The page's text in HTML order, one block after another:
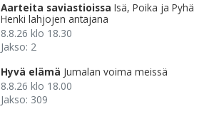
Aarteita saviastioissa Isä, Poika ja Pyhä
Henki lahjojen antajana
8.8.26 klo 18.30
Jakso: 2
Hyvä elämä Jumalan voima meissä
8.8.26 klo 18.00
Jakso: 309